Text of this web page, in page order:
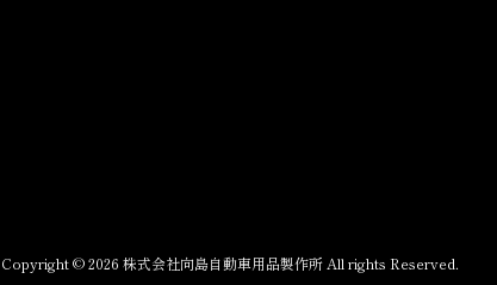
Copyright © 2026 株式会社向島自動車用品製作所 All rights Reserved.